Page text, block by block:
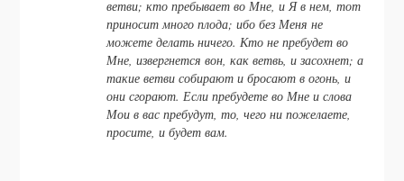
ветви; кто пребывает во Мне, и Я в нем, тот
приносит много плода; ибо без Меня не
можете делать ничего. Кто не пребудет во
Мне, извергнется вон, как ветвь, и засохнет; а
такие ветви собирают и бросают в огонь, и
они сгорают. Если пребудете во Мне и слова
Мои в вас пребудут, то, чего ни пожелаете,
просите, и будет вам.